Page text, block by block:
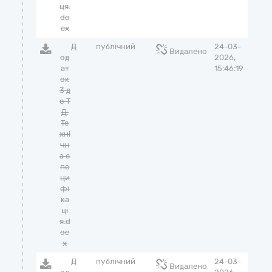
ця.
do
cx
Д
од
ат
ок
3 д
о Т
Д.
Те
хні
чн
а с
пе
ци
фі
ка
ці
я.d
oc
x
публічний
Видалено
24-03-
2026,
15:46:19
Д
публічний
Видалено
24-03-